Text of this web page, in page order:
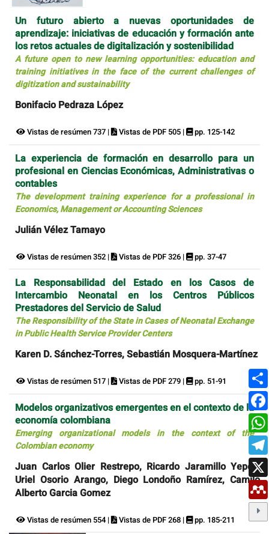
Un futuro abierto a nuevas oportunidades de
aprendizaje: iniciativas de educación y formación ante
los retos actuales de digitalización y sostenibilidad
A future open to new learning opportunities: education and
training initiatives in the face of the current challenges of
digitization and sustainability
Bonifacio Pedraza López
Vistas de resúmen 737 | Vistas de PDF 505 | pp. 125-142
La experiencia de formación en desarrollo para un
profesional en Ciencias Económicas, Administrativas o
contables
The development training experience for a professional in
Economics, Management or Accounting Sciences
Julián Vélez Tamayo
Vistas de resúmen 352 | Vistas de PDF 326 | pp. 37-47
La Responsabilidad del Estado en los Casos de
Intercambio Neonatal en los Centros Públicos
Prestadores del Servicio de Salud
The Responsibility of the State in Cases of Neonatal Exchange
in Public Health Service Provider Centers
Karen D. Sánchez-Torres, Sebastián Mosquera-Martínez
Vistas de resúmen 517 | Vistas de PDF 279 | pp. 51-91
Modelos organizativos emergentes en el contexto de la
economía colombiana
Emerging organizational models in the context of the
Colombian economy
Juan Carlos Olier Restrepo, Ricardo Jaramillo Yepes,
Uriel Osorio Arango, Diego Londoño Ramírez, Camilo
Alberto Garcia Gomez
Vistas de resúmen 554 | Vistas de PDF 268 | pp. 185-211